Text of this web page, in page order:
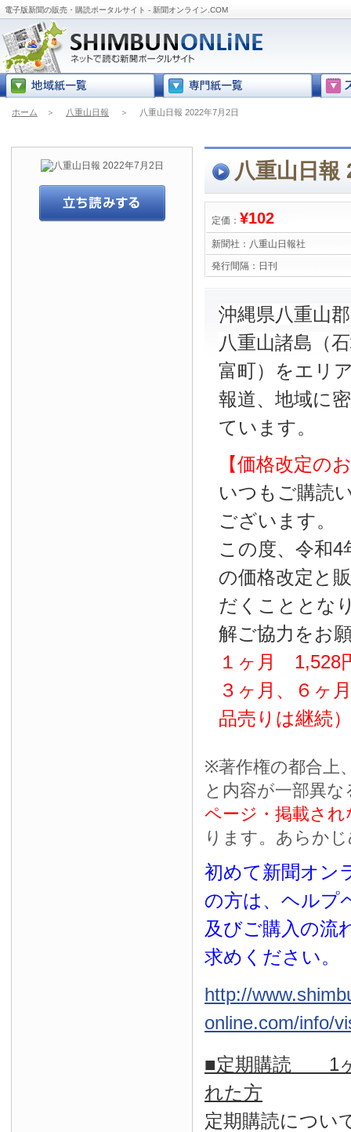
電子版新聞の販売・購読ポータルサイト - 新聞オンライン.COM
ホーム ＞ 八重山日報 ＞ 八重山日報 2022年7月2日
八重山日報
定価： ¥102
新聞社： 八重山日報社
発行間隔： 日刊
沖縄県八重山
八重山諸島（
富町）をエリ
報道、地域に
ています。
【価格改定の
いつもご購読
ございます。
この度、令和4
の価格改定と
だくこととな
解ご協力をお
１ヶ月 1,528
３ヶ月、６ヶ
品売りは継続）
※著作権の都合上
と内容が一部異な
ページ・掲載され
ります。あらか
初めて新聞オン
の方は、ヘルプ
及びご購入の流
求めください。
http://
online.com/info/
■定期購読 1ヶ
れた方
定期購読につい